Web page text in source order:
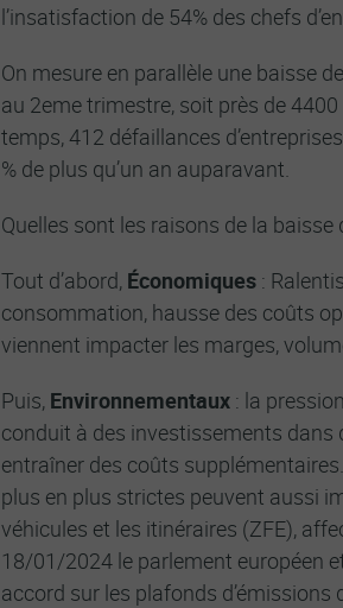
l’insatisfaction de 54% des chefs
On mesure en parallèle une baisse
au 2eme trimestre, soit près de
temps, 412 défaillances
% de plus qu’un an auparavant.
Quelles sont les raisons de la baisse
Tout d’abord, Économiques :
consommation, hausse des coûts
viennent impacter les marges,
Puis, Environnementaux : la
conduit à des investissements
entraîner des coûts
plus en plus strictes peuvent aussi
véhicules et les itinéraires (ZFE),
18/01/2024 le parlement européen
accord sur les plafonds d’émissions